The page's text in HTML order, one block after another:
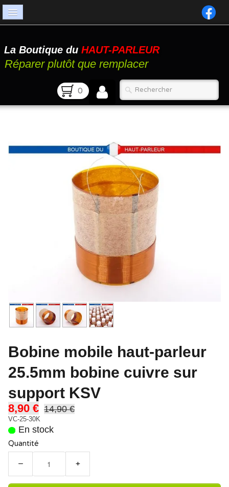
Catalogue
Atelier
La Boutique du HAUT-PARLEUR
Réparer plutôt que remplacer
0
Bobine mobile haut-parleur
25.5mm bobine cuivre sur
support KSV
8,90 € 14,90 €
VC-25-30K
En stock
Quantité
− +